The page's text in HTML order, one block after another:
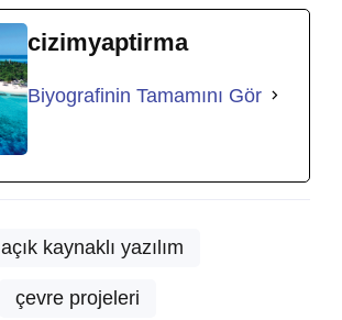
cizimyaptirma
Biyografinin Tamamını Gör
açık kaynaklı yazılım
çevre projeleri